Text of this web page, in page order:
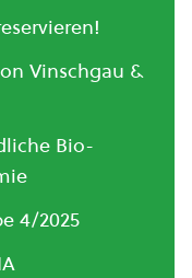
Vinschgau &
Bio-
4/2025